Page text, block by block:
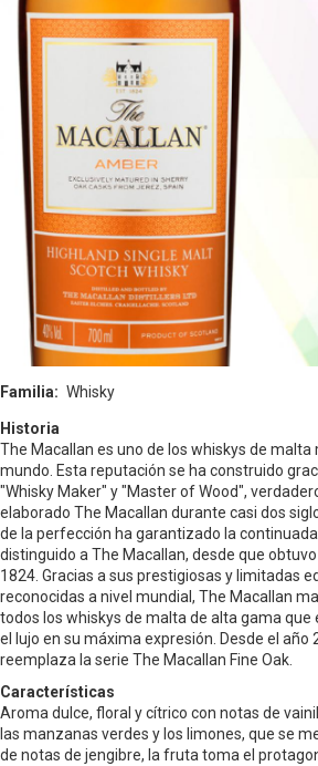
Familia Whisky
Historia
The Macallan es uno de los whiskys de malta
mundo. Esta reputación se ha construido
"Whisky Maker" y "Master of Wood",
elaborado The Macallan durante casi dos
de la perfección ha garantizado la
distinguido a The Macallan, desde que
1824. Gracias a sus prestigiosas y limitadas
reconocidas a nivel mundial, The Macallan
todos los whiskys de malta de alta gama que
el lujo en su máxima expresión. Desde el año
reemplaza la serie The Macallan Fine Oak.
Características
Aroma dulce, floral y cítrico con notas de
las manzanas verdes y los limones, que se
de notas de jengibre, la fruta toma el